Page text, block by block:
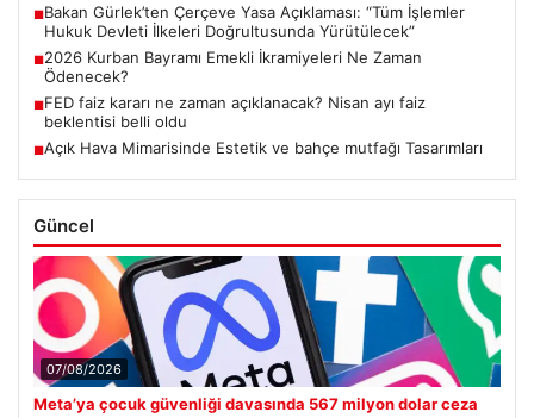
■Bakan Gürlek’ten Çerçeve Yasa Açıklaması: “Tüm İşlemler
Hukuk Devleti İlkeleri Doğrultusunda Yürütülecek”
■2026 Kurban Bayramı Emekli İkramiyeleri Ne Zaman
Ödenecek?
■FED faiz kararı ne zaman açıklanacak? Nisan ayı faiz
beklentisi belli oldu
■Açık Hava Mimarisinde Estetik ve bahçe mutfağı Tasarımları
Güncel
07/08/2026
Meta’ya çocuk güvenliği davasında 567 milyon dolar ceza